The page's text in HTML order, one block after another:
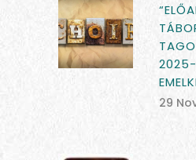
2025-
29